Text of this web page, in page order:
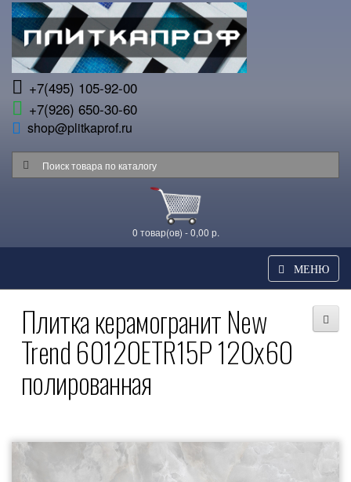
+7(495) 105-92-00
+7(926) 650-30-60
shop@plitkaprof.ru
0 товар(ов) - 0,00 р.
МЕНЮ
Плитка керамогранит New
Trend 60120ETR15P 120x60
полированная